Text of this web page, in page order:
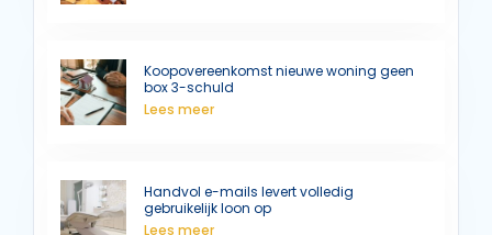
Koopovereenkomst nieuwe woning geen
box 3-schuld
Lees meer
Handvol e-mails levert volledig
gebruikelijk loon op
Lees meer